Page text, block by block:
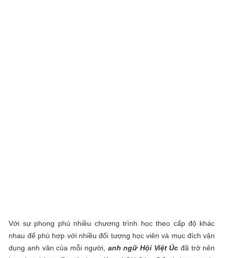
Với sự phong phú nhiều chương trình học theo cấp độ khác
nhau để phù hợp với nhiều đối tượng học viên và mục đích vận
dụng anh văn của mỗi người, anh ngữ Hội Việt Úc đã trở nên